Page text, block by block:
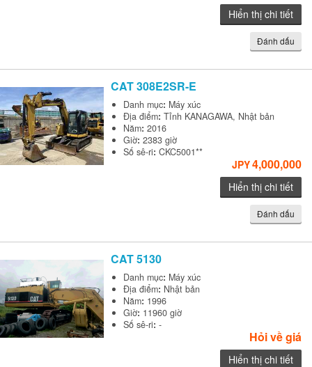
Hiển thị chi tiết
Đánh dấu
CAT308E2SR-E
Danh mục: Máy xúc
Địa điểm:Tỉnh KANAGAWA, Nhật bản
Năm:2016
Giờ:2383 giờ
Số sê-ri:CKC5001**
JPY4,000,000
Hiển thị chi tiết
Đánh dấu
CAT5130
Danh mục: Máy xúc
Địa điểm: Nhật bản
Năm: 1996
Giờ: 11960 giờ
Số sê-ri:-
Hỏi về giá
Hiển thị chi tiết